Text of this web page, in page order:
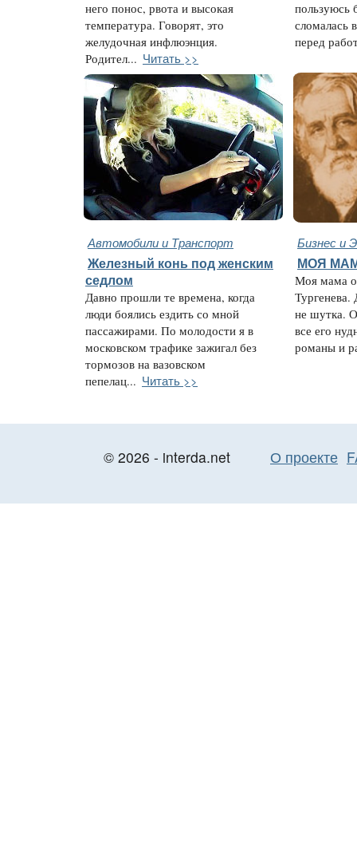
него понос, рвота и высокая
температура. Говорят, это
желудочная инфлюэнция.
Родител... Читать >>
пользуюсь
сломалась
перед
Автомобили и Транспорт Бизнес и
Железный конь под женским
седлом
Давно прошли те времена, когда
люди боялись ездить со мной
пассажирами. По молодости я в
московском трафике зажигал без
тормозов на вазовском
пепелац... Читать >>
МОЯ
Моя мама
Тургенева.
не шутка.
все его
романы и
© 2026 - interda.net О проекте